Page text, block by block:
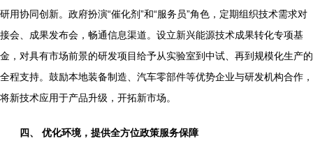
研用协同创新。政府扮演“催化剂”和“服务员”角色，定期组织技术需求对
接会、成果发布会，畅通信息渠道。设立新兴能源技术成果转化专项基
金，对具有市场前景的研发项目给予从实验室到中试、再到规模化生产的
全程支持。鼓励本地装备制造、汽车零部件等优势企业与研发机构合作，
将新技术应用于产品升级，开拓新市场。
四、 优化环境，提供全方位政策服务保障